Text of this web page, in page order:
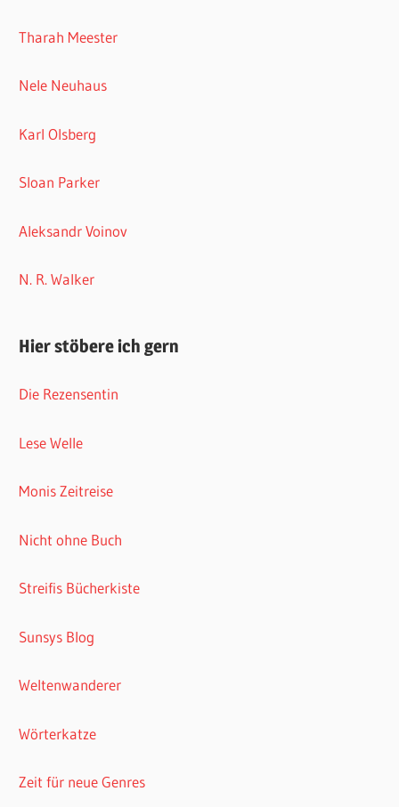
Tharah Meester
Nele Neuhaus
Karl Olsberg
Sloan Parker
Aleksandr Voinov
N. R. Walker
Hier stöbere ich gern
Die Rezensentin
Lese Welle
Monis Zeitreise
Nicht ohne Buch
Streifis Bücherkiste
Sunsys Blog
Weltenwanderer
Wörterkatze
Zeit für neue Genres